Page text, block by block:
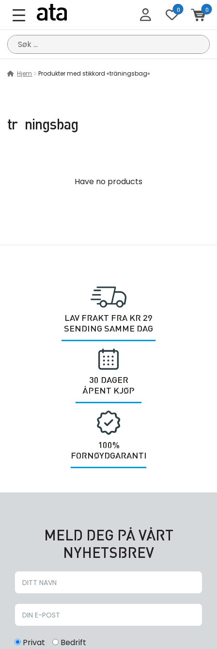
0 0
Søk
etter:
Hjem Produkter med stikkord «träningsbag»
träningsbag
Have no products
LAV FRAKT FRA KR 29
SENDING SAMME DAG
30 DAGER
ÅPENT KJØP
100%
FORNØYDGARANTI
MELD DEG PÅ VÅRT
NYHETSBREV
Privat Bedrift